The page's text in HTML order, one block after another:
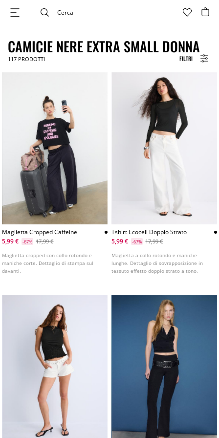
FILTRI
CAMICIE NERE EXTRA SMALL DONNA
117 PRODOTTI
Maglietta Cropped Caffeine
5,99 €
-67% 17,99 €
Maglietta cropped con collo rotondo e
maniche corte. Dettaglio di stampa sul
davanti.
Tshirt Ecocell Doppio Strato
5,99 €
-67% 17,99 €
Maglietta a collo rotondo e maniche
lunghe. Dettaglio di sovrapposizione in
tessuto effetto doppio strato a tono.